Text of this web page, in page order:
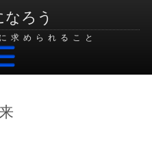
なろう
求められること